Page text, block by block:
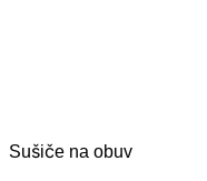
Sušiče na obuv